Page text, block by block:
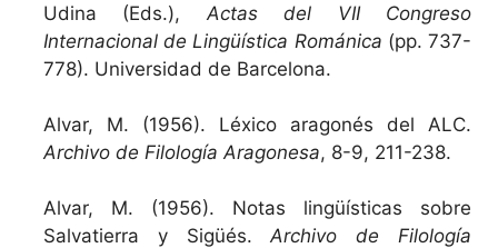
Udina (Eds.), Actas del VII Congreso
Internacional de Lingüística Románica (pp. 737-
778). Universidad de Barcelona.
Alvar, M. (1956). Léxico aragonés del ALC.
Archivo de Filología Aragonesa, 8-9, 211-238.
Alvar, M. (1956). Notas lingüísticas sobre
Salvatierra y Sigüés.Archivo de Filología